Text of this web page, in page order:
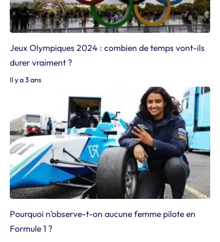
Jeux Olympiques 2024 : combien de temps vont-ils
durer vraiment ?
Il y a 3 ans
Pourquoi n’observe-t-on aucune femme pilote en
Formule 1 ?